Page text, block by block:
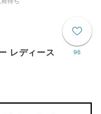
96
レディース